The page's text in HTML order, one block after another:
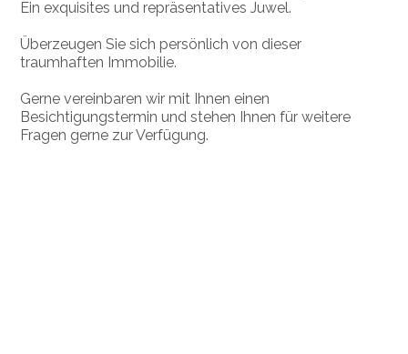
Ein exquisites und repräsentatives Juwel.
Überzeugen Sie sich persönlich von dieser
traumhaften Immobilie.
Gerne vereinbaren wir mit Ihnen einen
Besichtigungstermin und stehen Ihnen für weitere
Fragen gerne zur Verfügung.